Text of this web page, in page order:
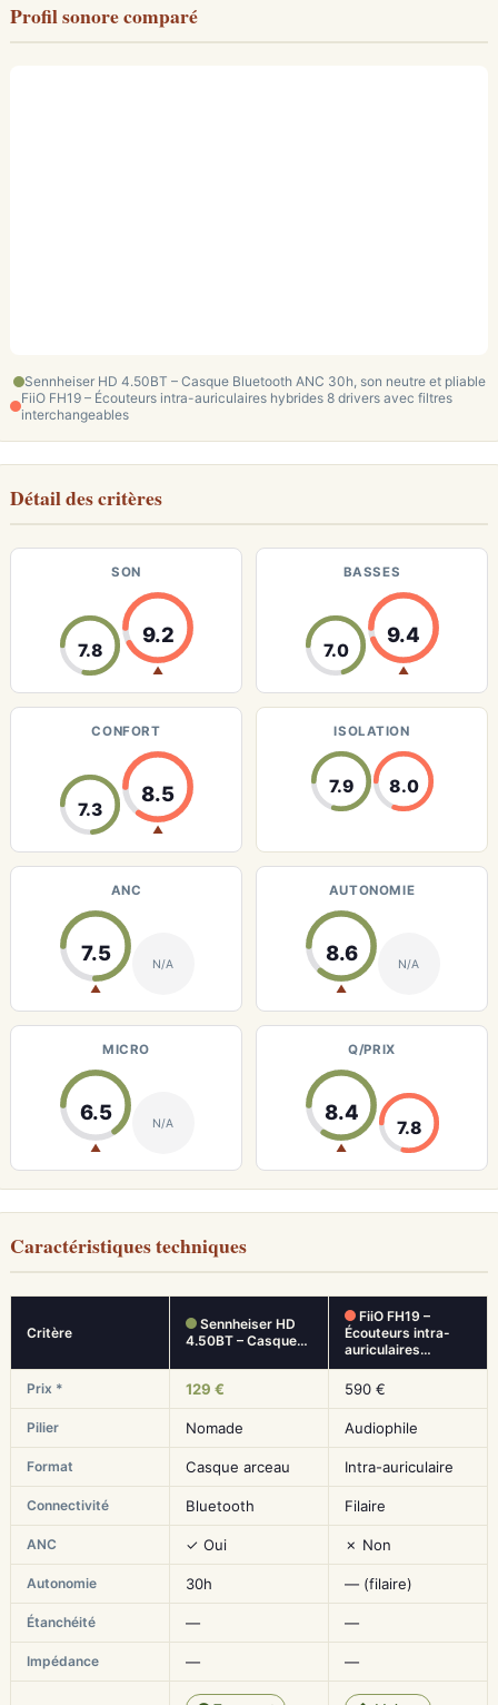
Profil sonore comparé
Sennheiser HD 4.50BT – Casque Bluetooth ANC 30h, son neutre et pliable
FiiO FH19 – Écouteurs intra-auriculaires hybrides 8 drivers avec filtres
interchangeables
Détail des critères
SON
7.8
9.2
▲
BASSES
7.0
9.4
▲
CONFORT
7.3
8.5
▲
ISOLATION
7.9 8.0
ANC
7.5
▲
N/A
AUTONOMIE
8.6
▲
N/A
MICRO
6.5
▲
N/A
Q/PRIX
8.4
▲
7.8
Caractéristiques techniques
Critère
Sennheiser HD
4.50BT – Casque…
FiiO FH19 –
Écouteurs intra-
auriculaires…
Prix * 129 € 590 €
Pilier Nomade Audiophile
Format Casque arceau Intra-auriculaire
Connectivité Bluetooth Filaire
ANC ✓ Oui ✗ Non
Autonomie 30h — (filaire)
Étanchéité — —
Impédance — —